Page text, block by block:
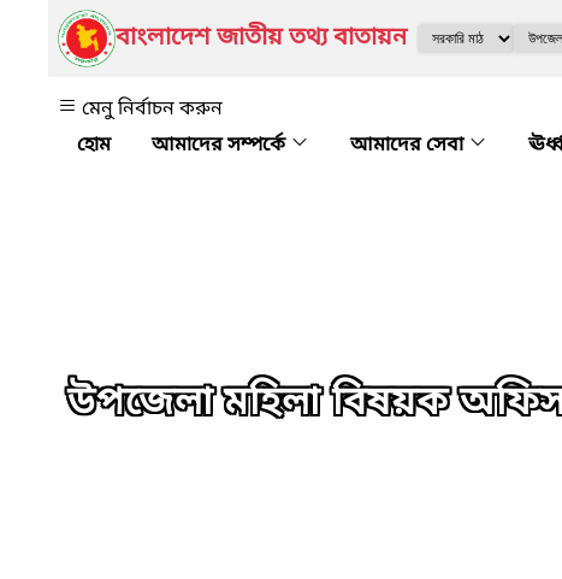
বাংলাদেশ জাতীয় তথ্য বাতায়ন
মেনু নির্বাচন করুন
আমাদের সম্পর্কে
আমাদের সেবা
উপজেলা মহিলা বিষয়ক